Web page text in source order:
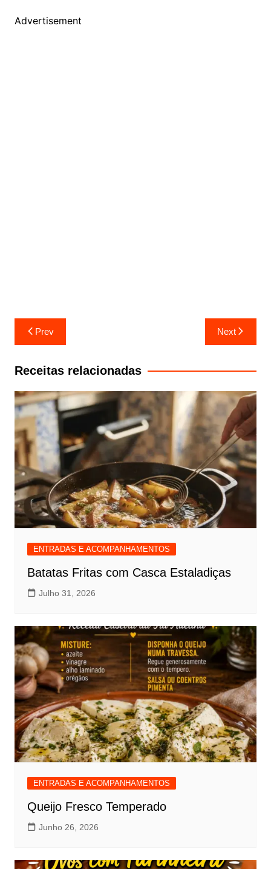
Advertisement
Navegação
de
artigos
Prev Next
Receitas relacionadas
ENTRADAS E ACOMPANHAMENTOS
Batatas Fritas com Casca Estaladiças
Julho 31, 2026
ENTRADAS E ACOMPANHAMENTOS
Queijo Fresco Temperado
Junho 26, 2026